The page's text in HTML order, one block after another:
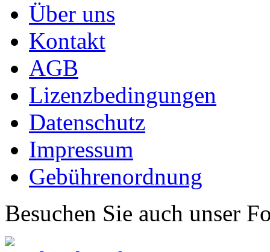
Über uns
Kontakt
AGB
Lizenzbedingungen
Datenschutz
Impressum
Gebührenordnung
Besuchen Sie auch unser